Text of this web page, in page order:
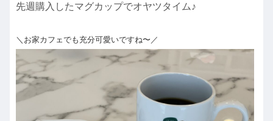
先週購入したマグカップでオヤツタイム♪
＼お家カフェでも充分可愛いですね〜／